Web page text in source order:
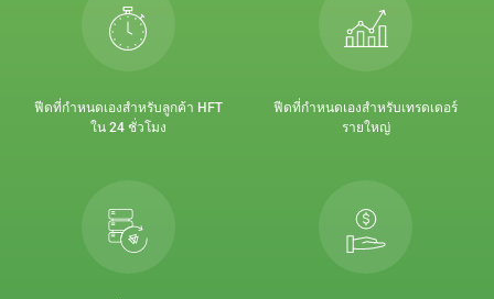
ฟีดที่กำหนดเองสำหรับลูกค้า HFT
ใน 24 ชั่วโมง
ฟีดที่กำหนดเองสำหรับเทรดเดอร์
รายใหญ่